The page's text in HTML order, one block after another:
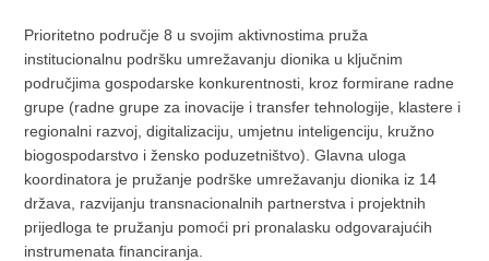
Prioritetno područje 8 u svojim aktivnostima pruža
institucionalnu podršku umrežavanju dionika u ključnim
područjima gospodarske konkurentnosti, kroz formirane radne
grupe (radne grupe za inovacije i transfer tehnologije, klastere i
regionalni razvoj, digitalizaciju, umjetnu inteligenciju, kružno
biogospodarstvo i žensko poduzetništvo). Glavna uloga
koordinatora je pružanje podrške umrežavanju dionika iz 14
država, razvijanju transnacionalnih partnerstva i projektnih
prijedloga te pružanju pomoći pri pronalasku odgovarajućih
instrumenata financiranja.